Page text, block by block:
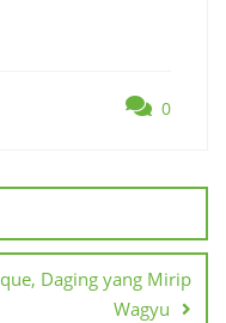
0
Daging yang Mirip
Wagyu